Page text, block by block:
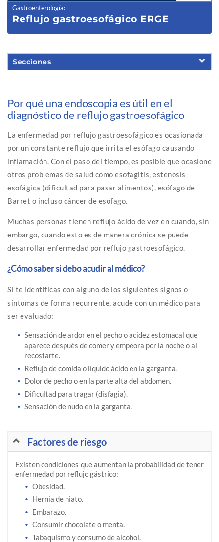
Gastroenterología:
Reflujo gastroesofágico ERGE
Secciones
Por qué una endoscopia es útil en el
diagnóstico de reflujo gastroesofágico
La enfermedad por reflujo gastroesofágico es ocasionada
por un constante reflujo que irrita el esófago causando
inflamación. Con el paso del tiempo, es posible que ocasione
otros problemas de salud como esofagitis, estenosis
esofágica (dificultad para pasar alimentos), esófago de
Barret o incluso cáncer de esófago.
Muchas personas tienen reflujo ácido de vez en cuando, sin
embargo, cuando esto es de manera crónica se puede
desarrollar enfermedad por reflujo gastroesofágico.
¿Cómo saber si debo acudir al médico?
Si te identificas con alguno de los siguientes signos o
síntomas de forma recurrente, acude con un médico para
ser evaluado:
Sensación de ardor en el pecho o acidez estomacal que
aparece después de comer y empeora por la noche o al
recostarte.
Reflujo de comida o líquido ácido en la garganta.
Dolor de pecho o en la parte alta del abdomen.
Dificultad para tragar (disfagia).
Sensación de nudo en la garganta.
Factores de riesgo
Existen condiciones que aumentan la probabilidad de tener
enfermedad por reflujo gástrico:
Obesidad.
Hernia de hiato.
Embarazo.
Consumir chocolate o menta.
Tabaquismo y consumo de alcohol.